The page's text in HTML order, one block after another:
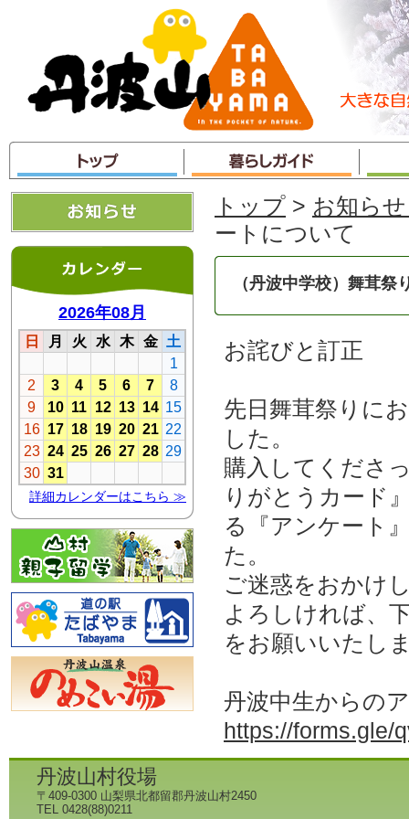
ャ
ン
プ
トップ > お知ら
ートについて
（丹波中学校）舞茸祭
お詫びと訂正
先日舞茸祭りに
した。
購入してくださ
りがとうカード
る『アンケート
た。
ご迷惑をおかけ
よろしければ、
をお願いいたし
丹波中生からの
https://forms.gle/
丹波山村役場
〒409-0300 山梨県北都留郡丹波山村2450
TEL 0428(88)0211